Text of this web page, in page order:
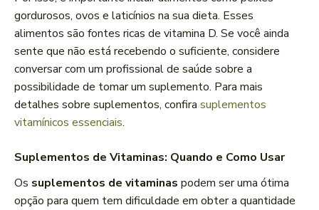
gordurosos, ovos e laticínios na sua dieta. Esses
alimentos são fontes ricas de vitamina D. Se você ainda
sente que não está recebendo o suficiente, considere
conversar com um profissional de saúde sobre a
possibilidade de tomar um suplemento. Para mais
detalhes sobre suplementos, confira suplementos
vitamínicos essenciais.
Suplementos de Vitaminas: Quando e Como Usar
Os suplementos de vitaminas podem ser uma ótima
opção para quem tem dificuldade em obter a quantidade